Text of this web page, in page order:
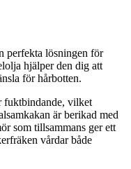
perfekta lösningen för
hjälper den dig att
för hårbotten.
fuktbindande, vilket
är berikad med
som tillsammans ger ett
vårdar både